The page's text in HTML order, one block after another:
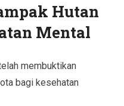
Hutan
Mental
membuktikan
bagi kesehatan